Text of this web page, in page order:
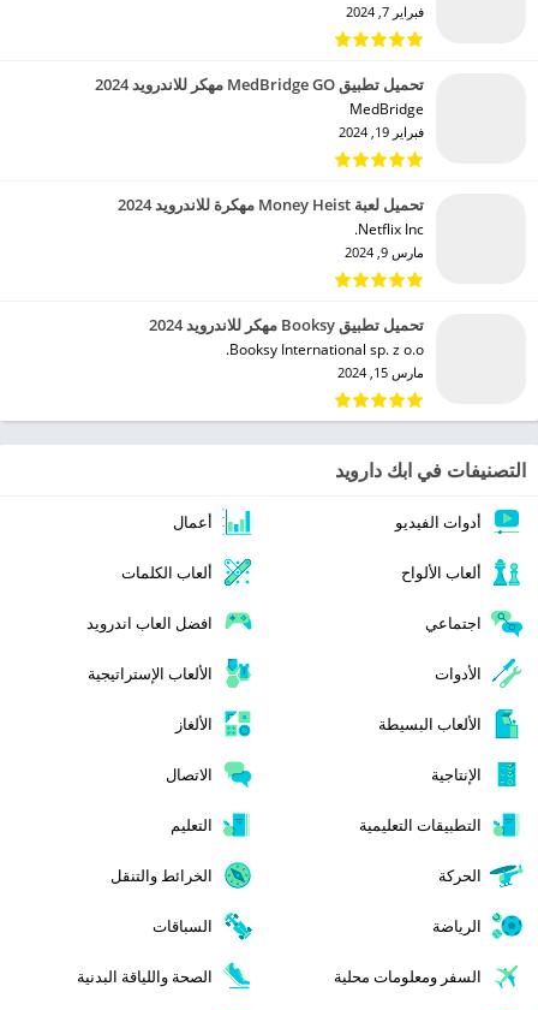
فبراير 7, 2024
تحميل تطبيق MedBridge GO مهكر للاندرويد 2024
MedBridge‏
فبراير 19, 2024
تحميل لعبة Money Heist مهكرة للاندرويد 2024
Netflix Inc.‏
مارس 9, 2024
تحميل تطبيق Booksy مهكر للاندرويد 2024
Booksy International sp. z o.o.‏
مارس 15, 2024
التصنيفات في ابك دارويد
أدوات الفيديو أعمال
ألعاب الألواح ألعاب الكلمات
اجتماعي افضل العاب اندرويد
الأدوات الألعاب الإستراتيجية
الألعاب البسيطة الألغاز
الإنتاجية الاتصال
التطبيقات التعليمية التعليم
الحركة الخرائط والتنقل
الرياضة السباقات
السفر ومعلومات محلية الصحة واللياقة البدنية